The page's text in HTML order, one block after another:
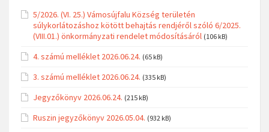
5/2026. (VI. 25.) Vámosújfalu Község területén
súlykorlátozáshoz kötött behajtás rendjéről szóló 6/2025.
(VIII.01.) önkormányzati rendelet módosításáról (106 kB)
4. számú melléklet 2026.06.24. (65 kB)
3. számú melléklet 2026.06.24. (335 kB)
Jegyzőkönyv 2026.06.24. (215 kB)
Ruszin jegyzőkönyv 2026.05.04. (932 kB)